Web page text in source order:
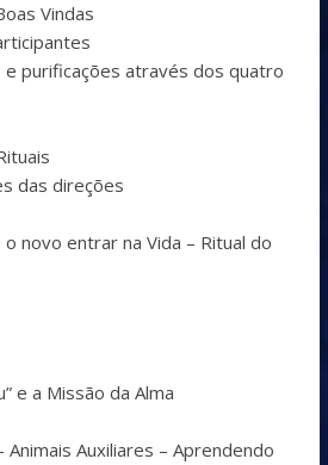
Vindas
e purificações através dos quatro
das direções
o novo entrar na Vida – Ritual do
e a Missão da Alma
Auxiliares – Aprendendo